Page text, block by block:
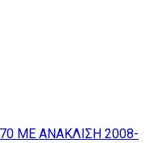
ΜΕ ΑΝΑΚΛΙΣΗ 2008-